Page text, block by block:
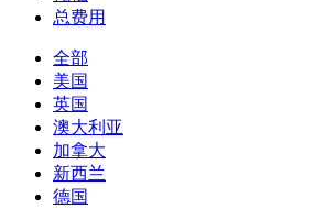
总费用
全部
美国
英国
澳大利亚
加拿大
新西兰
德国